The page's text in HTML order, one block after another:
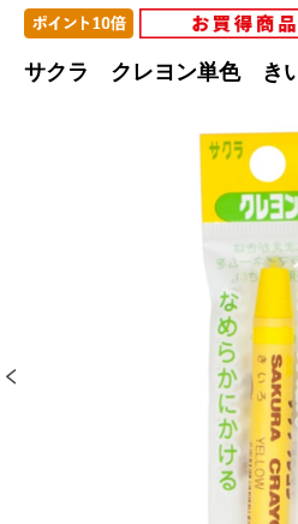
サクラ クレヨン単色 き